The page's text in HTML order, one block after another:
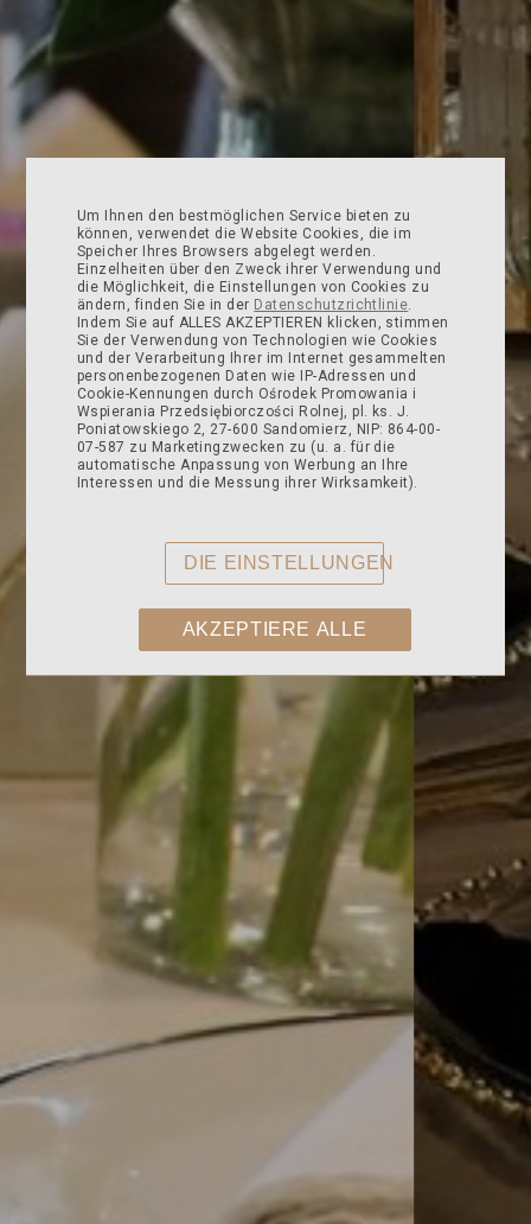
Um Ihnen den bestmöglichen Service bieten zu
können, verwendet die Website Cookies, die im
Speicher Ihres Browsers abgelegt werden.
Einzelheiten über den Zweck ihrer Verwendung und
die Möglichkeit, die Einstellungen von Cookies zu
ändern, finden Sie in der Datenschutzrichtlinie.
Indem Sie auf ALLES AKZEPTIEREN klicken, stimmen
Sie der Verwendung von Technologien wie Cookies
und der Verarbeitung Ihrer im Internet gesammelten
personenbezogenen Daten wie IP-Adressen und
Cookie-Kennungen durch Ośrodek Promowania i
Wspierania Przedsiębiorczości Rolnej, pl. ks. J.
Poniatowskiego 2, 27-600 Sandomierz, NIP: 864-00-
07-587 zu Marketingzwecken zu (u. a. für die
automatische Anpassung von Werbung an Ihre
Interessen und die Messung ihrer Wirksamkeit).
DIE EINSTELLUNGEN
AKZEPTIERE ALLE